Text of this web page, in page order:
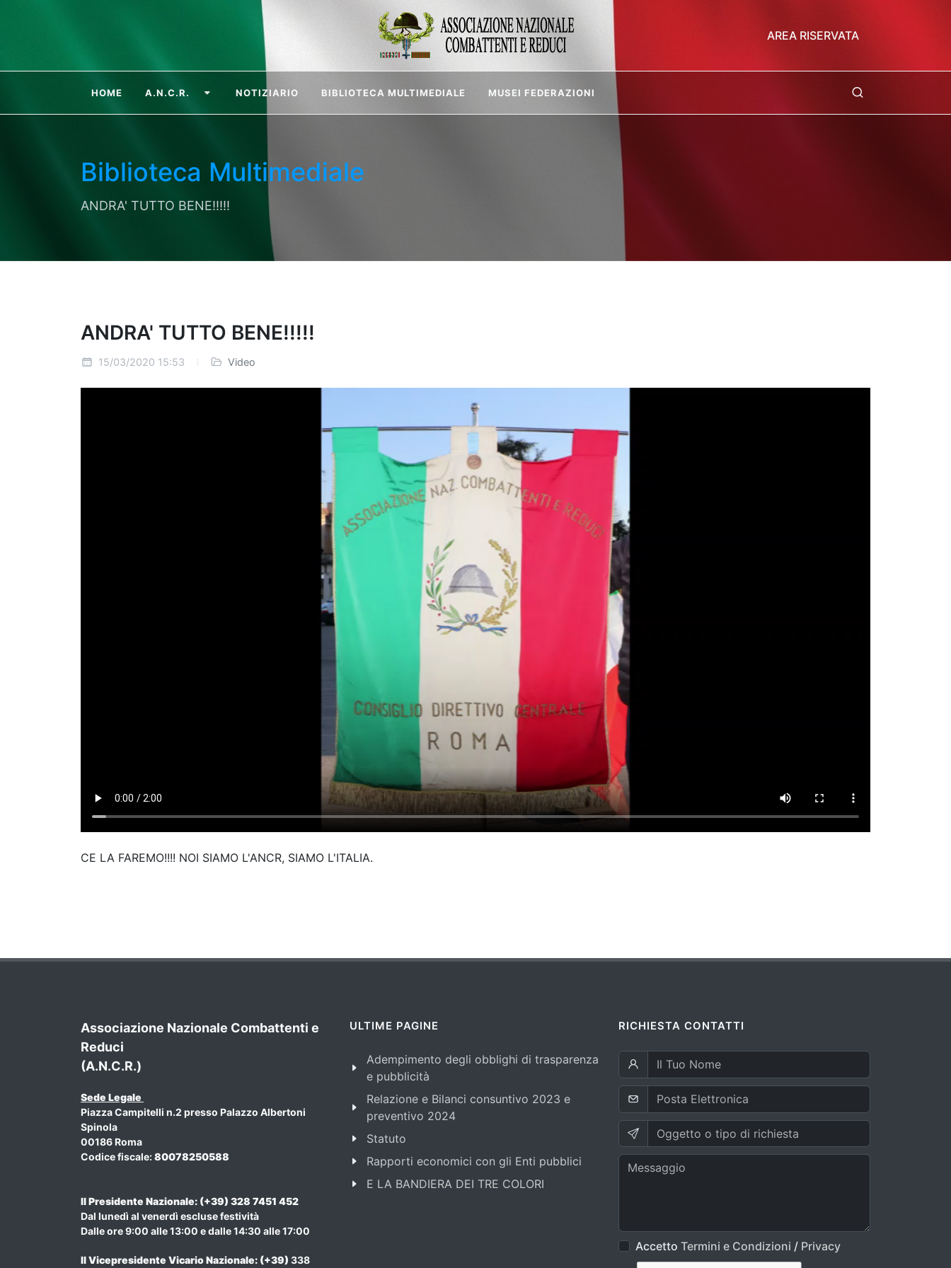
AREA RISERVATA
HOME A.N.C.R. NOTIZIARIO BIBLIOTECA MULTIMEDIALE MUSEI FEDERAZIONI
Biblioteca Multimediale
ANDRA' TUTTO BENE!!!!!
ANDRA' TUTTO BENE!!!!!
15/03/2020 15:53 Video
CE LA FAREMO!!!! NOI SIAMO L'ANCR, SIAMO L'ITALIA.
Associazione Nazionale Combattenti e
Reduci
(A.N.C.R.)
Sede Legale
Piazza Campitelli n.2 presso Palazzo Albertoni
Spinola
00186 Roma
Codice fiscale:80078250588
Il Presidente Nazionale: (+39) 328 7451 452
Dal lunedì al venerdì escluse festività
Dalle ore 9:00 alle 13:00 e dalle 14:30 alle 17:00
Il Vicepresidente Vicario Nazionale: (+39) 338
ULTIME PAGINE
Adempimento degli obblighi di trasparenza
e pubblicità
Relazione e Bilanci consuntivo 2023 e
preventivo 2024
Statuto
Rapporti economici con gli Enti pubblici
E LA BANDIERA DEI TRE COLORI
RICHIESTA CONTATTI
Accetto Termini e Condizioni / Privacy